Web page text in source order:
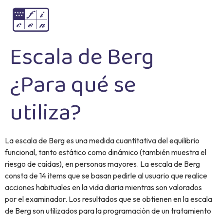
Escala de Berg
¿Para qué se
utiliza?
La escala de Berg es una medida cuantitativa del equilibrio
funcional, tanto estático como dinámico (también muestra el
riesgo de caídas), en personas mayores. La escala de Berg
consta de 14 items que se basan pedirle al usuario que realice
acciones habituales en la vida diaria mientras son valorados
por el examinador. Los resultados que se obtienen en la escala
de Berg son utilizados para la programación de un tratamiento